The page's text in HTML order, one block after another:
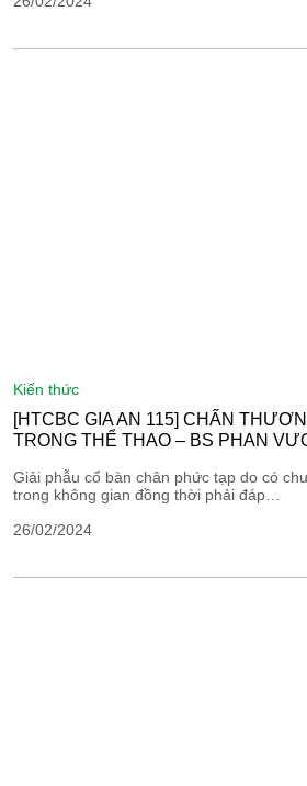
kiến thức
[HTCBC GIA AN 115] CHẤN
TRONG THỂ THAO – BS PHAN
Giải phẫu cổ bàn chân phức tạp do có
trong không gian đồng thời phải đáp…
26/02/2024